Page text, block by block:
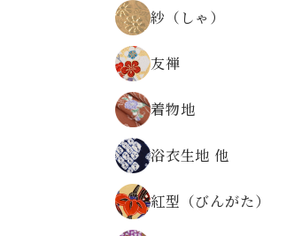
縞・格子・割付・幾何学文様
仏事金襴
その他の文様
無金の金襴
無地系金襴
その他の文様
広幅金襴
正絹金襴
金襴の色から選ぶ
紗（しゃ）
友禅
合繊友禅
正絹友禅
合繊友禅 パネル柄
友禅
着物地
浴衣生地 他
紅型（びんがた）